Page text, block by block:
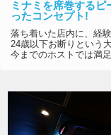
ミナミを席巻する
ったコンセプト!
落ち着いた店内に、経
24歳以下お断りという
今までのホストでは満